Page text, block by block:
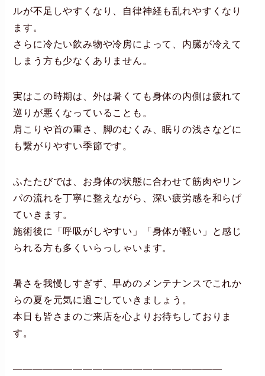
ルが不足しやすくなり、自律神経も乱れやすくなり
ます。
さらに冷たい飲み物や冷房によって、内臓が冷えて
しまう方も少なくありません。
実はこの時期は、外は暑くても身体の内側は疲れて
巡りが悪くなっていることも。
肩こりや首の重さ、脚のむくみ、眠りの浅さなどに
も繋がりやすい季節です。
ふたたびでは、お身体の状態に合わせて筋肉やリン
パの流れを丁寧に整えながら、深い疲労感を和らげ
ていきます。
施術後に「呼吸がしやすい」「身体が軽い」と感じ
られる方も多くいらっしゃいます。
暑さを我慢しすぎず、早めのメンテナンスでこれか
らの夏を元気に過ごしていきましょう。
本日も皆さまのご来店を心よりお待ちしておりま
す。
―――――――――――――――――――――